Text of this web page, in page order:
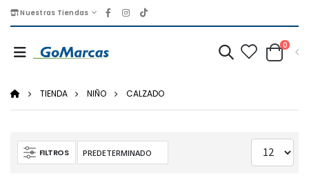
Nuestras Tiendas
0
TIENDA NIÑO CALZADO
FILTROS